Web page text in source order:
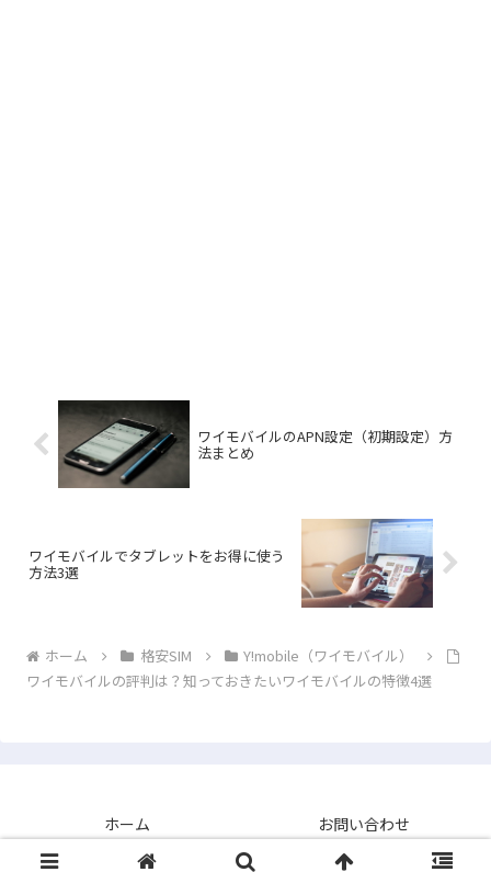
ワイモバイルのAPN設定（初期設定）方
法まとめ
ワイモバイルでタブレットをお得に使う
方法3選
ホーム 格安SIM
Y!mobile（ワイモバイル）
ワイモバイルの評判は？知っておきたいワイモバイルの特徴4選
ホーム
お問い合わせ
Copyright © 2017-2026 スマホの参考書 All Rights Reserved.